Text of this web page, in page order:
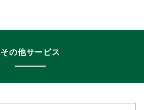
その他サービス